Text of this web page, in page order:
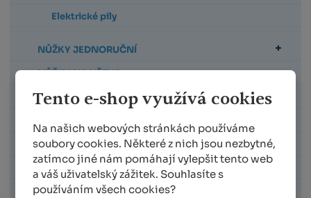
Tento e-shop využívá cookies
Na našich webových stránkách používáme
soubory cookies. Některé z nich jsou nezbytné,
zatímco jiné nám pomáhají vylepšit tento web
a váš uživatelský zážitek. Souhlasíte s
používáním všech cookies?
Elektrické pily
NŮŽKY JEDNORUČNÍ
NŮŽKY NA VĚTVE
PILKY
TELESKOPICKÉ TYČE A NÁSTAVCE
HÁKY NA VĚTVE
NŮŽKY NA DRÁT
NŮŽKY NA KABELY